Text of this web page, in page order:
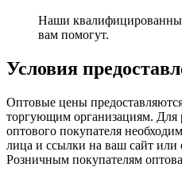
Наши
вам помогут.
Условия
Оптовые цены
торгующим организациям. Для
оптового покупателя
лица и ссылки на ваш сайт или
Розничным покупателям